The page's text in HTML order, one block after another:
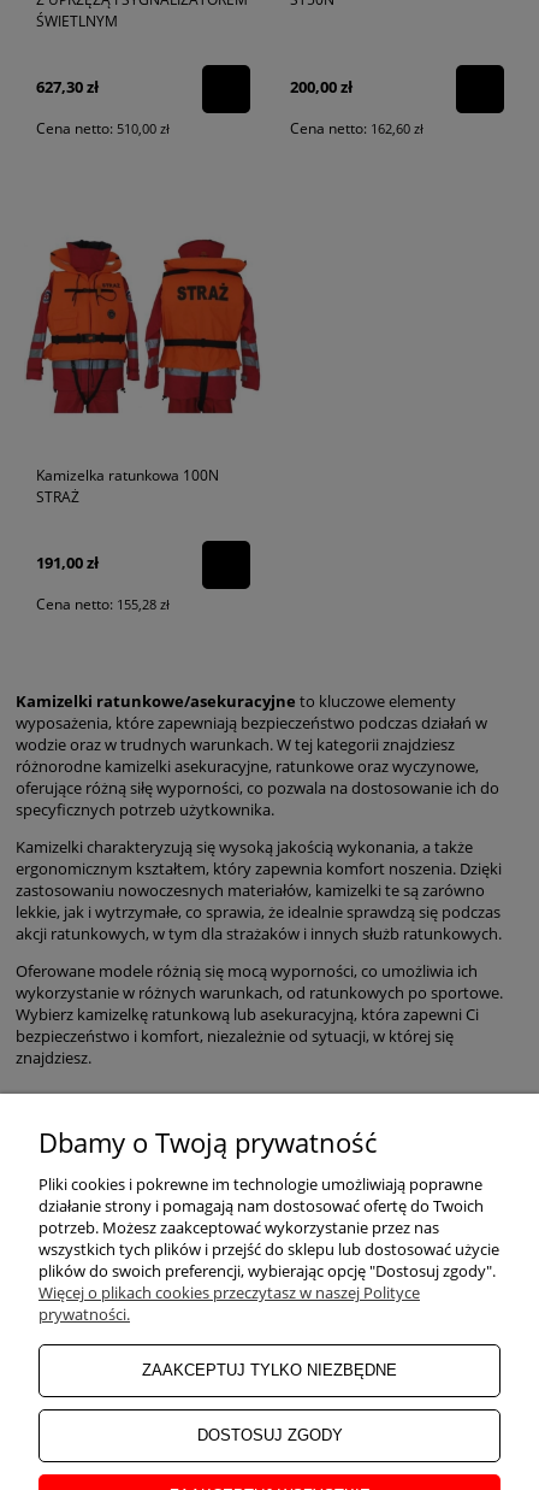
ŚWIETLNYM
627,30 zł
Cena netto: 510,00 zł
200,00 zł
Cena netto: 162,60 zł
Kamizelka ratunkowa 100N
STRAŻ
191,00 zł
Cena netto: 155,28 zł
Kamizelki ratunkowe/asekuracyjne to kluczowe elementy
wyposażenia, które zapewniają bezpieczeństwo podczas działań w
wodzie oraz w trudnych warunkach. W tej kategorii znajdziesz
różnorodne kamizelki asekuracyjne, ratunkowe oraz wyczynowe,
oferujące różną siłę wyporności, co pozwala na dostosowanie ich do
specyficznych potrzeb użytkownika.
Kamizelki charakteryzują się wysoką jakością wykonania, a także
ergonomicznym kształtem, który zapewnia komfort noszenia. Dzięki
zastosowaniu nowoczesnych materiałów, kamizelki te są zarówno
lekkie, jak i wytrzymałe, co sprawia, że idealnie sprawdzą się podczas
akcji ratunkowych, w tym dla strażaków i innych służb ratunkowych.
Oferowane modele różnią się mocą wyporności, co umożliwia ich
wykorzystanie w różnych warunkach, od ratunkowych po sportowe.
Wybierz kamizelkę ratunkową lub asekuracyjną, która zapewni Ci
bezpieczeństwo i komfort, niezależnie od sytuacji, w której się
znajdziesz.
POMOC
ZAKUPY
MOJE KONTO
INFORMACJE
Dbamy o Twoją prywatność
Pliki cookies i pokrewne im technologie umożliwiają poprawne
działanie strony i pomagają nam dostosować ofertę do Twoich
potrzeb. Możesz zaakceptować wykorzystanie przez nas
wszystkich tych plików i przejść do sklepu lub dostosować użycie
plików do swoich preferencji, wybierając opcję "Dostosuj zgody".
Więcej o plikach cookies przeczytasz w naszej Polityce
prywatności.
ZAAKCEPTUJ TYLKO NIEZBĘDNE
DOSTOSUJ ZGODY